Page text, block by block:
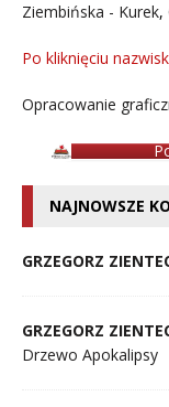
Ziembińska - Kurek,
Po kliknięciu
Opracowanie
NAJNOWSZE
GRZEGORZ
GRZEGORZ
Drzewo Apokalipsy